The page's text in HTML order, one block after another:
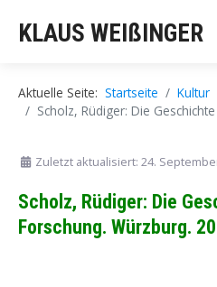
KLAUS WEIßINGER
Aktuelle Seite: Startseite Kultur
Scholz, Rüdiger: Die
Zuletzt aktualisiert: 24.
Scholz, Rüdiger: Die
Forschung. Würzburg.